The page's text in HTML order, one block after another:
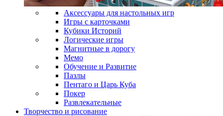
Аксессуары для настольных игр
Игры с карточками
Кубики Историй
Логические игры
Магнитные в дорогу
Мемо
Обучение и Развитие
Пазлы
Пентаго и Царь Куба
Покер
Развлекательные
Творчество и рисование